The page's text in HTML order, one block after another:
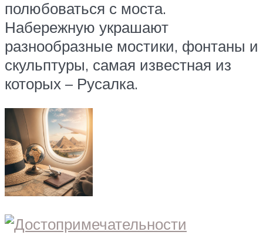
полюбоваться с моста.
Набережную украшают
разнообразные мостики, фонтаны и
скульптуры, самая известная из
которых – Русалка.